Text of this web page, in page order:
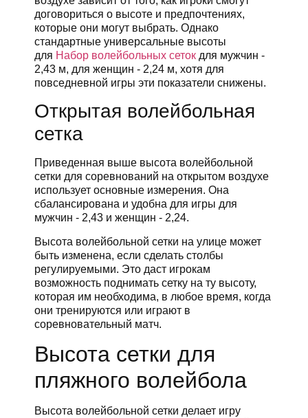
договориться о высоте и предпочтениях,
которые они могут выбрать. Однако
стандартные универсальные высоты
для Набор волейбольных сеток для мужчин -
2,43 м, для женщин - 2,24 м, хотя для
повседневной игры эти показатели снижены.
Открытая волейбольная
сетка
Приведенная выше высота волейбольной
сетки для соревнований на открытом воздухе
использует основные измерения. Она
сбалансирована и удобна для игры для
мужчин - 2,43 и женщин - 2,24.
Высота волейбольной сетки на улице может
быть изменена, если сделать столбы
регулируемыми. Это даст игрокам
возможность поднимать сетку на ту высоту,
которая им необходима, в любое время, когда
они тренируются или играют в
соревновательный матч.
Высота сетки для
пляжного волейбола
Высота волейбольной сетки делает игру